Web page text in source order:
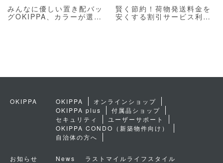
みんなに優しい置き配バッ
グOKIPPA、カラーが選べ
賢く節約！荷物発送料金を
安くする割引サービス利用
OKIPPA OKIPPA
オンラインショップ
OKIPPA plus
付属品ショップ
セキュリティ
ユーザーサポート
OKIPPA CONDO（新築物件向け）
自治体の方へ
お知らせ News
ラストマイルライフスタイル